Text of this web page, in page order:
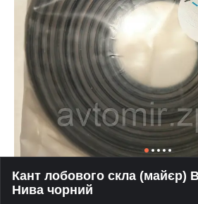
Кант лобового скла (майєр)
Нива чорний